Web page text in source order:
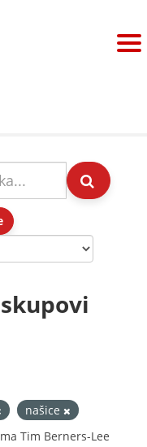
našice
Tim Berners-Lee